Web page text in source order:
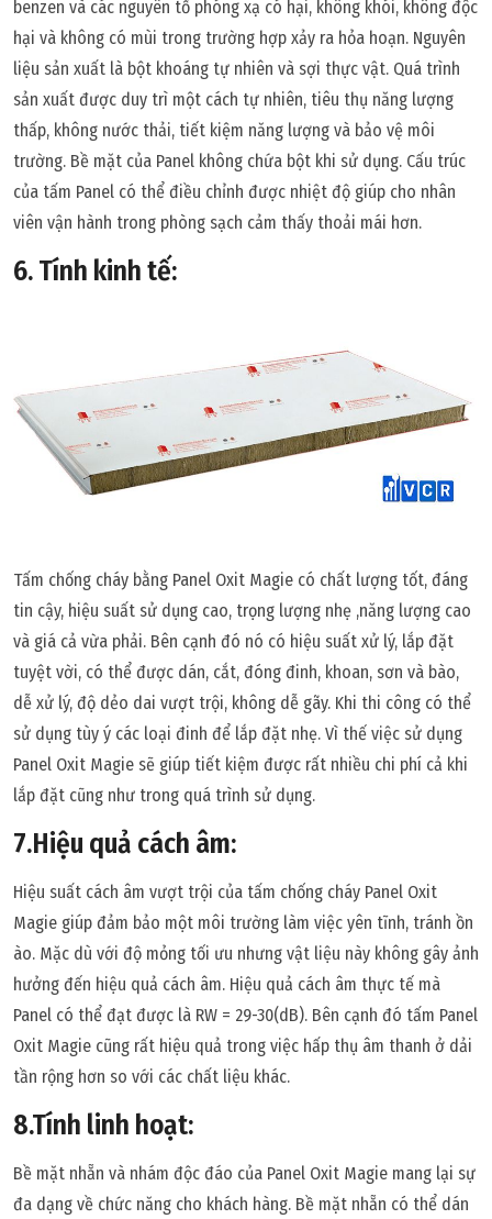
benzen và các nguyên tố phóng xạ có hại, không khói, không độc
hại và không có mùi trong trường hợp xảy ra hỏa hoạn. Nguyên
liệu sản xuất là bột khoáng tự nhiên và sợi thực vật. Quá trình
sản xuất được duy trì một cách tự nhiên, tiêu thụ năng lượng
thấp, không nước thải, tiết kiệm năng lượng và bảo vệ môi
trường. Bề mặt của Panel không chứa bột khi sử dụng. Cấu trúc
của tấm Panel có thể điều chỉnh được nhiệt độ giúp cho nhân
viên vận hành trong phòng sạch cảm thấy thoải mái hơn.
6. Tính kinh tế:
Tấm chống cháy bằng Panel Oxit Magie có chất lượng tốt, đáng
tin cậy, hiệu suất sử dụng cao, trọng lượng nhẹ ,năng lượng cao
và giá cả vừa phải. Bên cạnh đó nó có hiệu suất xử lý, lắp đặt
tuyệt vời, có thể được dán, cắt, đóng đinh, khoan, sơn và bào,
dễ xử lý, độ dẻo dai vượt trội, không dễ gãy. Khi thi công có thể
sử dụng tùy ý các loại đinh để lắp đặt nhẹ. Vì thế việc sử dụng
Panel Oxit Magie sẽ giúp tiết kiệm được rất nhiều chi phí cả khi
lắp đặt cũng như trong quá trình sử dụng.
7.Hiệu quả cách âm:
Hiệu suất cách âm vượt trội của tấm chống cháy Panel Oxit
Magie giúp đảm bảo một môi trường làm việc yên tĩnh, tránh ồn
ào. Mặc dù với độ mỏng tối ưu nhưng vật liệu này không gây ảnh
hưởng đến hiệu quả cách âm. Hiệu quả cách âm thực tế mà
Panel có thể đạt được là RW = 29-30(dB). Bên cạnh đó tấm Panel
Oxit Magie cũng rất hiệu quả trong việc hấp thụ âm thanh ở dải
tần rộng hơn so với các chất liệu khác.
8.Tính linh hoạt:
Bề mặt nhẵn và nhám độc đáo của Panel Oxit Magie mang lại sự
đa dạng về chức năng cho khách hàng. Bề mặt nhẵn có thể dán